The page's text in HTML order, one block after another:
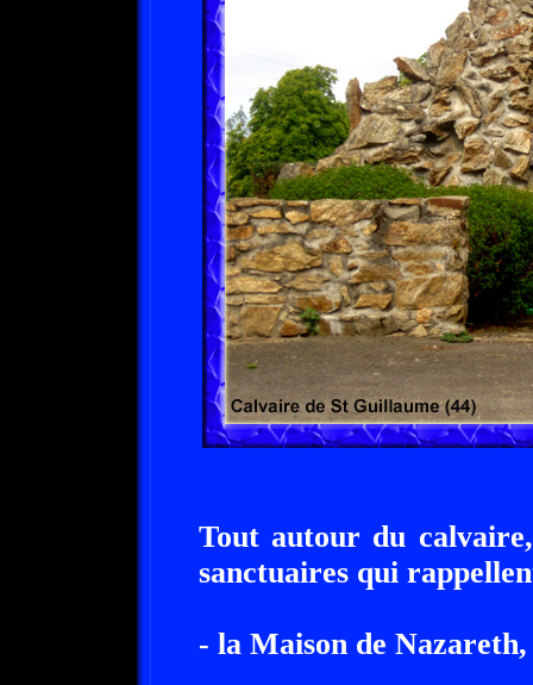
Tout autour du
sanctuaires qui
- la Maison de Nazareth,